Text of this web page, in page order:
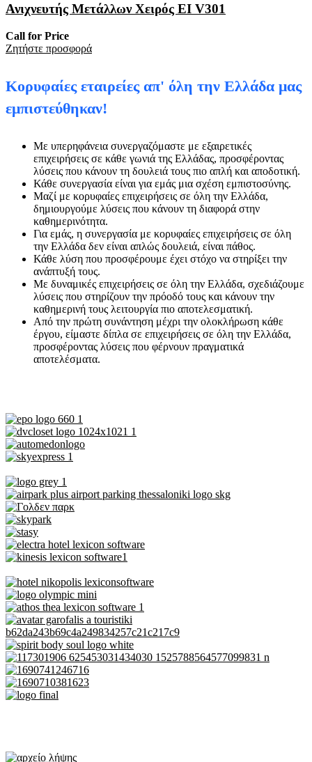
Ανιχνευτής Μετάλλων Χειρός EI V301
Call for Price
Zητήστε προσφορά
Κορυφαίες εταιρείες απ' όλη την Ελλάδα μας
εμπιστεύθηκαν!
Με υπερηφάνεια συνεργαζόμαστε με εξαιρετικές
επιχειρήσεις σε κάθε γωνιά της Ελλάδας, προσφέροντας
λύσεις που κάνουν τη δουλειά τους πιο απλή και αποδοτική.
Κάθε συνεργασία είναι για εμάς μια σχέση εμπιστοσύνης.
Μαζί με κορυφαίες επιχειρήσεις σε όλη την Ελλάδα,
δημιουργούμε λύσεις που κάνουν τη διαφορά στην
καθημερινότητα.
Για εμάς, η συνεργασία με κορυφαίες επιχειρήσεις σε όλη
την Ελλάδα δεν είναι απλώς δουλειά, είναι πάθος.
Κάθε λύση που προσφέρουμε έχει στόχο να στηρίξει την
ανάπτυξή τους.
Με δυναμικές επιχειρήσεις σε όλη την Ελλάδα, σχεδιάζουμε
λύσεις που στηρίζουν την πρόοδό τους και κάνουν την
καθημερινή τους λειτουργία πιο αποτελεσματική.
Από την πρώτη συνάντηση μέχρι την ολοκλήρωση κάθε
έργου, είμαστε δίπλα σε επιχειρήσεις σε όλη την Ελλάδα,
προσφέροντας λύσεις που φέρνουν πραγματικά
αποτελέσματα.